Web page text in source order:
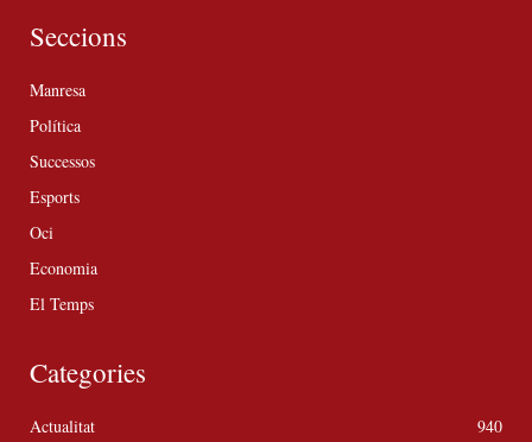
Seccions
Manresa
Política
Successos
Esports
Oci
Economia
El Temps
Categories
Actualitat
940